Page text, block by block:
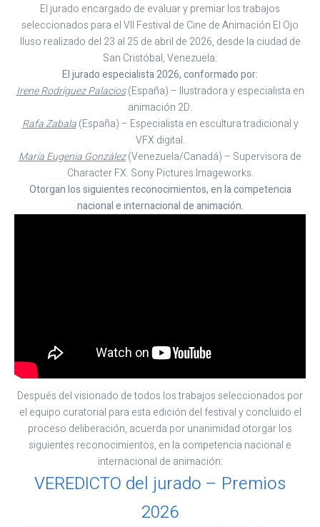
El jurado encargado de evaluar y premiar los trabajos
seleccionados para el VII Festival de Cine de Animación El Ojo
Iluso realizado del 23 al 25 de abril de 2026, desde la ciudad de
San Cristóbal, Venezuela:
El jurado especialista 2026, conformado por:
Irene Rodríguez Palacios(España) – Ilustradora y especialista en
animación 2D.
Rafa Zabala(España) – Especialista en escultura tradicional y
VFX digital.
María Eugenia González(Venezuela/Canadá) – Supervisora de
Character FX. Sony Pictures Imageworks.
Otorgan los siguientes reconocimientos, en la competencia
nacional e internacional de animación.
Después del visionado de todos los trabajos seleccionados por
el equipo curatorial para esta edición del festival y concluido el
proceso deliberación, acuerda por unanimidad otorgar los
siguientes reconocimientos, en la competencia nacional e
internacional de animación:
VEREDICTO del jurado – Premios
2026